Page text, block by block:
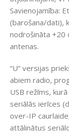
Savienojamība:
(barošana/dati),
nodrošināta +20
antenas.
“U” versijas
abiem radio,
USB režīms,
seriālās ierīces
over-IP
attālinātus